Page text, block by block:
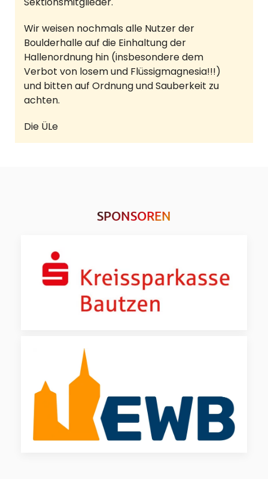
Wir weisen nochmals alle Nutzer der
Boulderhalle auf die Einhaltung der
Hallenordnung hin (insbesondere dem
Verbot von losem und Flüssigmagnesia!!!)
und bitten auf Ordnung und Sauberkeit zu
achten.
Die ÜLe
SPONSOREN